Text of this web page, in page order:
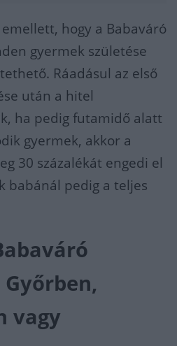
hogy a Babaváró
gyermek születése
Ráadásul az első
után a hitel
ha pedig futamidő alatt
gyermek, akkor a
30 százalékát engedi el
babánál pedig a teljes
vagy